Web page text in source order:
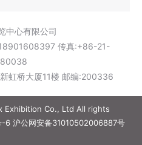
中心有限公司
传真:+86-21-
虹桥大厦11楼 邮编:200336
Co., Ltd All rights
-6沪公网安备31010502006887号